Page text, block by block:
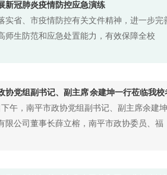
新冠肺炎疫情防控应急演练
实省、市疫情防控有关文件精神，进一步
师生防范和应急处置能力，有效保障全校
协党组副书记、副主席 余建坤一行莅临我校
下午，南平市政协党组副书记、副主席余建
限公司董事长薛立榕，南平市政协委员、福